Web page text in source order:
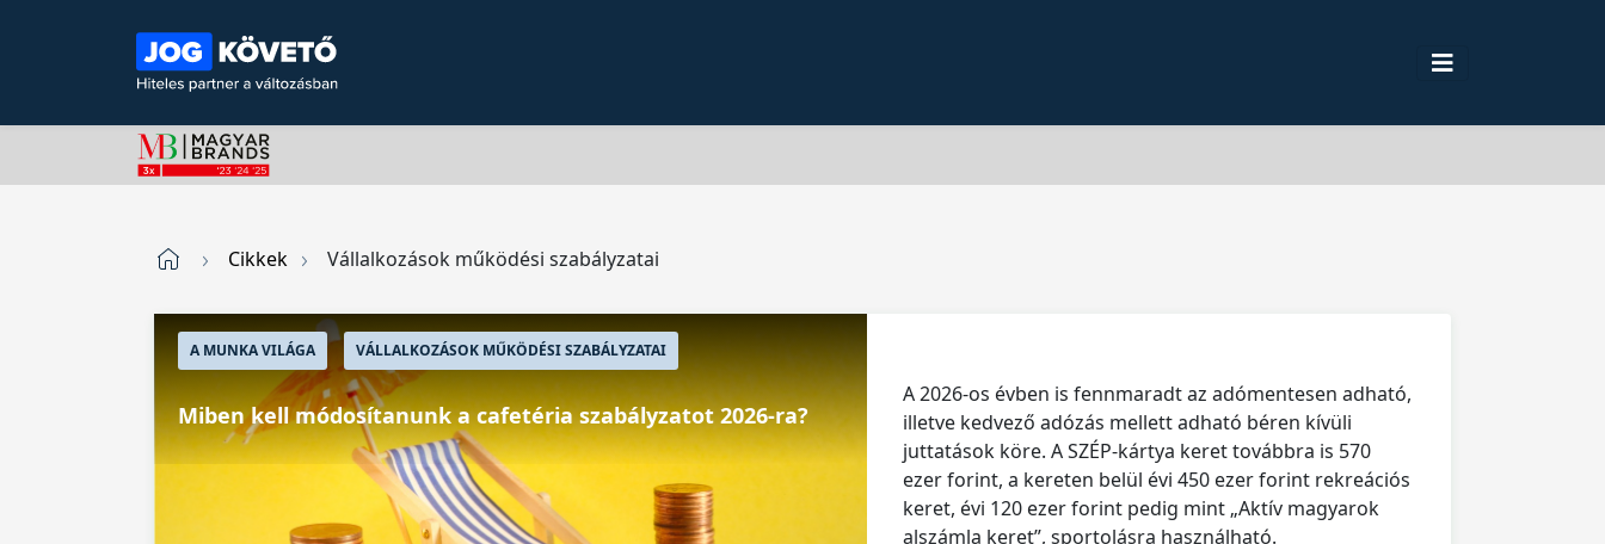
Cikkek Vállalkozások működési szabályzatai
A MUNKA VILÁGA VÁLLALKOZÁSOK MŰKÖDÉSI SZABÁLYZATAI
Miben kell módosítanunk a cafetéria szabályzatot 2026-ra?
A 2026-os évben is fennmaradt az adómentesen adható,
illetve kedvező adózás mellett adható béren kívüli
juttatások köre. A SZÉP-kártya keret továbbra is 570
ezer forint, a kereten belül évi 450 ezer forint rekreációs
keret, évi 120 ezer forint pedig mint „Aktív magyarok
alszámla keret”, sportolásra használható.